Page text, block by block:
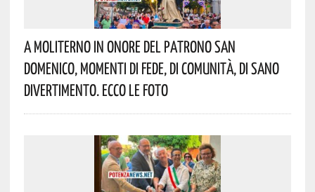
A Moliterno In Onore Del Patrono San
Domenico, Momenti Di Fede, Di Comunità, Di Sano
Divertimento. Ecco Le Foto